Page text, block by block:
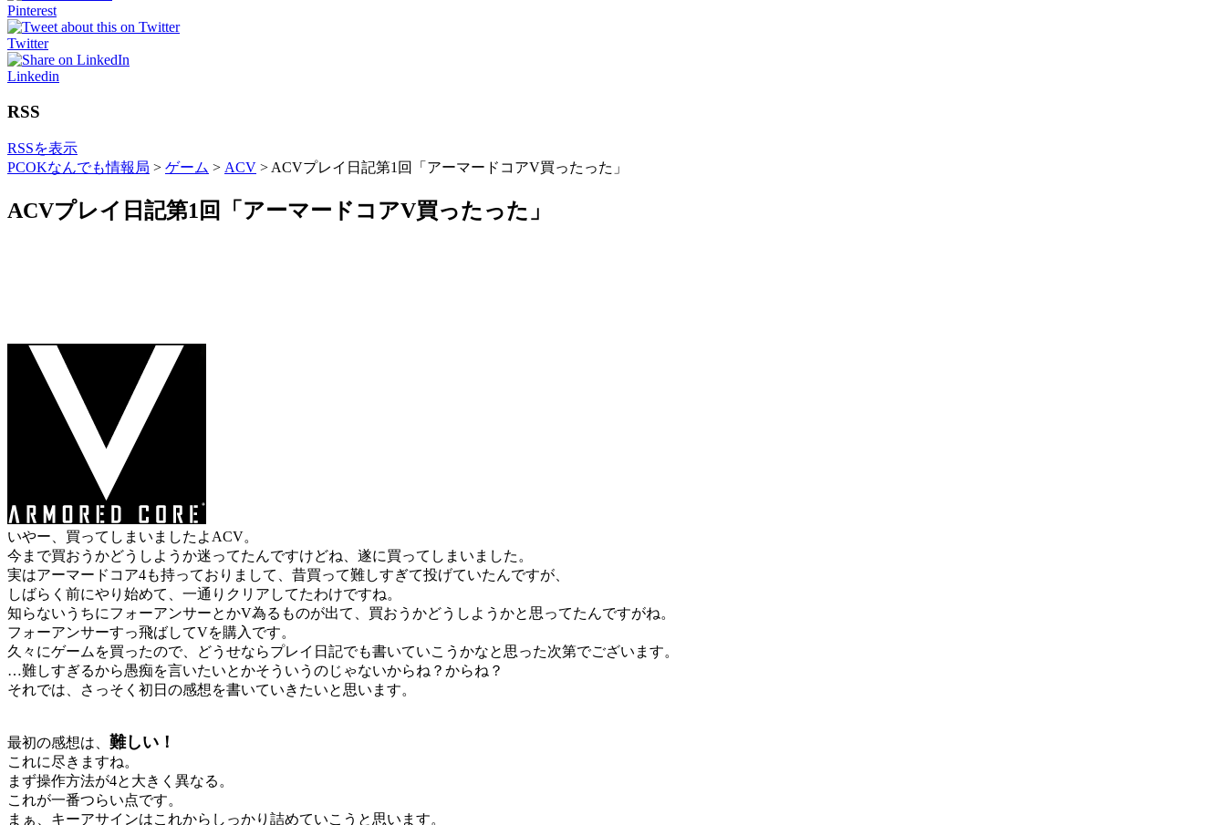
Pinterest
Twitter
Linkedin
RSS
RSSを表示
PCOKなんでも情報局 > ゲーム > ACV > ACVプレイ日記第1回「アーマードコアV買ったった」
ACVプレイ日記第1回「アーマードコアV買ったった」
いやー、買ってしまいましたよACV。
今まで買おうかどうしようか迷ってたんですけどね、遂に買ってしまいました。
実はアーマードコア4も持っておりまして、昔買って難しすぎて投げていたんですが、
しばらく前にやり始めて、一通りクリアしてたわけですね。
知らないうちにフォーアンサーとかV為るものが出て、買おうかどうしようかと思ってたんですがね。
フォーアンサーすっ飛ばしてVを購入です。
久々にゲームを買ったので、どうせならプレイ日記でも書いていこうかなと思った次第でございます。
…難しすぎるから愚痴を言いたいとかそういうのじゃないからね？からね？
それでは、さっそく初日の感想を書いていきたいと思います。
最初の感想は、 難しい！
これに尽きますね。
まず操作方法が4と大きく異なる。
これが一番つらい点です。
まぁ、キーアサインはこれからしっかり詰めていこうと思います。